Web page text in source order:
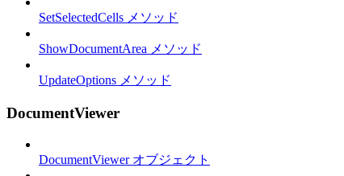
SetSelectedCells メソッド
ShowDocumentArea メソッド
UpdateOptions メソッド
DocumentViewer
DocumentViewer オブジェクト